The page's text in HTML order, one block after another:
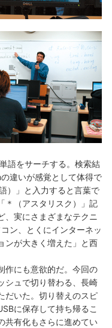
語をサーチする。検索結
違いが感覚として体得で
）」と入力すると言葉で
＊（アスタリスク）」記
、実にさまざまなテクニ
ン、とくにインターネッ
ンが大きく増えた」と西
作にも意欲的だ。今回の
シュで切り替わる、長崎
だいた。切り替えのスピ
に保存して持ち帰るこ
共有化もさらに進めてい